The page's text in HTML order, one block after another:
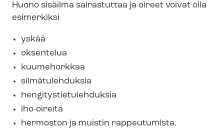
Huono sisäilma sairastuttaa ja oireet voivat olla
esimerkiksi
yskää
oksentelua
kuumehorkkaa
silmätulehduksia
hen­gi­tys­tie­tu­leh­duk­sia
iho-oireita
hermoston ja muistin rappeutumista.